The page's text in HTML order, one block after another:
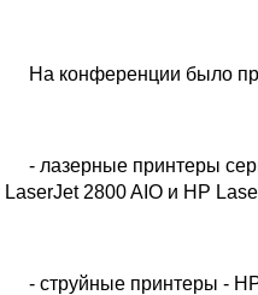
На конференции было
- лазерные принтеры
LaserJet 2800 AIO и HP
- струйные принтеры -